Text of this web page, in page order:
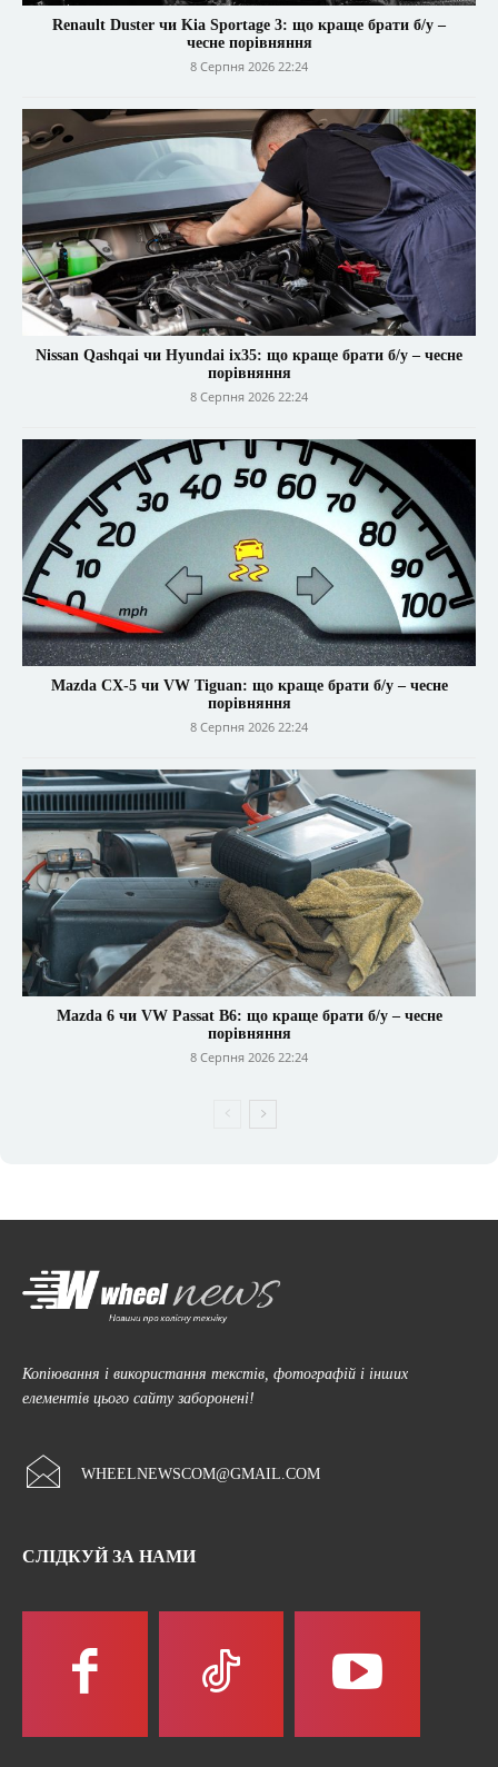
Renault Duster чи Kia Sportage 3: що краще брати б/у –
чесне порівняння
8 Серпня 2026 22:24
Nissan Qashqai чи Hyundai ix35: що краще брати б/у – чесне
порівняння
8 Серпня 2026 22:24
Mazda CX-5 чи VW Tiguan: що краще брати б/у – чесне
порівняння
8 Серпня 2026 22:24
Mazda 6 чи VW Passat B6: що краще брати б/у – чесне
порівняння
8 Серпня 2026 22:24
Копіювання і використання текстів, фотографій і інших
елементів цього сайту заборонені!
WHEELNEWSCOM@GMAIL.COM
СЛІДКУЙ ЗА НАМИ